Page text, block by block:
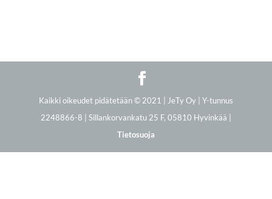
Kaikki oikeudet pidätetään © 2021 | JeTy Oy | Y-tunnus
2248866-8 | Sillankorvankatu 25 F, 05810 Hyvinkää |
Tietosuoja